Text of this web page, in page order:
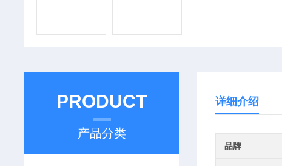
PRODUCT
产品分类
详细介绍
品牌